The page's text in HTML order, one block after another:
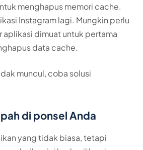
menghapus memori cache.
Instagram lagi. Mungkin perlu
aplikasi dimuat untuk pertama
data cache.
muncul, coba solusi
di ponsel Anda
yang tidak biasa, tetapi